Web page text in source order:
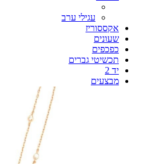
עגילי ערב
אקססוריז
שעונים
כפכפים
תכשיטי גברים
יד 2
מבצעים